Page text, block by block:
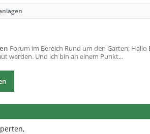
Forum im Bereich Rund um den Garten;
werden. Und ich bin an einem Punkt...